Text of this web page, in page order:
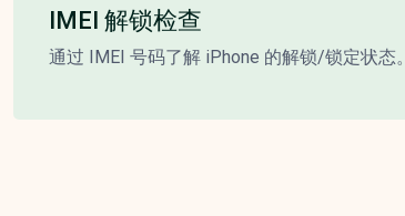
IMEI 解锁检查
通过 IMEI 号码了解 iPhone 的解锁/锁定状态。